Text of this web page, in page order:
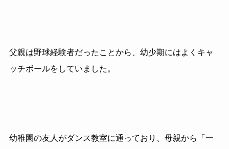
父親は野球経験者だったことから、幼少期にはよくキャ
ッチボールをしていました。
幼稚園の友人がダンス教室に通っており、母親から「一